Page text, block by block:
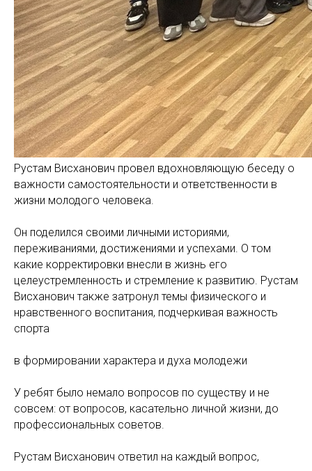
Рустам Висханович провел вдохновляющую беседу о
важности самостоятельности и ответственности в
жизни молодого человека.
Он поделился своими личными историями,
переживаниями, достижениями и успехами. О том
какие корректировки внесли в жизнь его
целеустремленность и стремление к развитию. Рустам
Висханович также затронул темы физического и
нравственного воспитания, подчеркивая важность
спорта
в формировании характера и духа молодежи
У ребят было немало вопросов по существу и не
совсем: от вопросов, касательно личной жизни, до
профессиональных советов.
Рустам Висханович ответил на каждый вопрос,